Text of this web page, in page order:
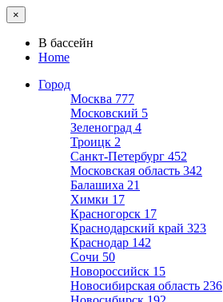
×
В бассейн
Home
Город
Москва 777
Московский 5
Зеленоград 4
Троицк 2
Санкт-Петербург 452
Московская область 342
Балашиха 21
Химки 17
Красногорск 17
Краснодарский край 323
Краснодар 142
Сочи 50
Новороссийск 15
Новосибирская область 236